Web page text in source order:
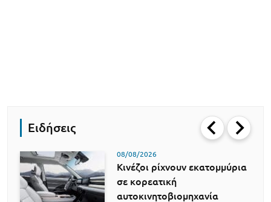
Ειδήσεις
08/08/2026
Κινέζοι ρίχνουν εκατομμύρια
σε κορεατική
αυτοκινητοβιομηχανία